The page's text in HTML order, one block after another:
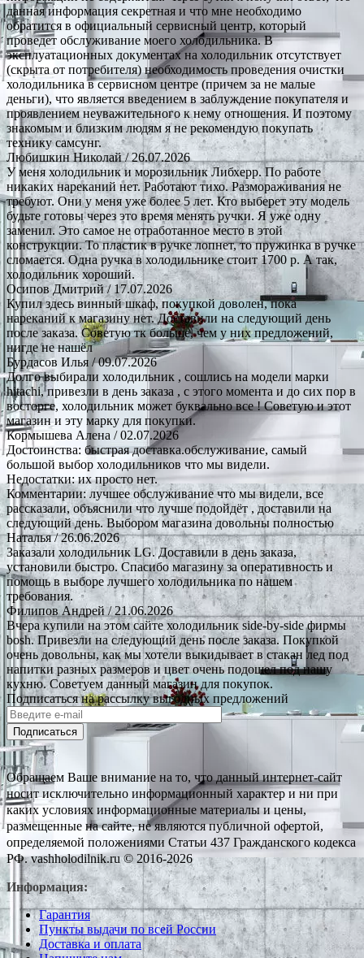
данная информация секретная и что мне необходимо
обратится в официальный сервисный центр, который
проведет обслуживание моего холодильника. В
эксплуатационных документах на холодильник отсутствует
(скрыта от потребителя) необходимость проведения очистки
холодильника в сервисном центре (причем за не малые
деньги), что является введением в заблуждение покупателя и
проявлением неуважительного к нему отношения. И поэтому
знакомым и близким людям я не рекомендую покупать
технику самсунг.
Любишкин Николай/ 26.07.2026
У меня холодильник и морозильник Либхерр. По работе
никаких нареканий нет. Работают тихо. Размораживания не
требуют. Они у меня уже более 5 лет. Кто выберет эту модель
будьте готовы через это время менять ручки. Я уже одну
заменил. Это самое не отработанное место в этой
конструкции. То пластик в ручке лопнет, то пружинка в ручке
сломается. Одна ручка в холодильнике стоит 1700 р. А так,
холодильник хороший.
Осипов Дмитрий/ 17.07.2026
Купил здесь винный шкаф, покупкой доволен, пока
нареканий к магазину нет. Доставили на следующий день
после заказа. Советую тк больше, чем у них предложений,
нигде не нашёл
Бурдасов Илья / 09.07.2026
Долго выбирали холодильник , сошлись на модели марки
hitachi, привезли в день заказа , с этого момента и до сих пор в
восторге, холодильник может буквально все ! Советую и этот
магазин и эту марку для покупки.
Кормышева Алена / 02.07.2026
Достоинства: быстрая доставка.обслуживание, самый
большой выбор холодильников что мы видели.
Недостатки: их просто нет.
Комментарии: лучшее обслуживание что мы видели, все
рассказали, объяснили что лучше подойдёт , доставили на
следующий день. Выбором магазина довольны полностью
Наталья/ 26.06.2026
Заказали холодильник LG. Доставили в день заказа,
установили быстро. Спасибо магазину за оперативность и
помощь в выборе лучшего холодильника по нашем
требования.
Филипов Андрей/ 21.06.2026
Вчера купили на этом сайте холодильник side-by-side фирмы
bosh. Привезли на следующий день после заказа. Покупкой
очень довольны, как мы хотели выкидывает в стакан лед под
напитки разных размеров и цвет очень подошел под нашу
кухню. Советуем данный магазин для покупок.
Подписаться на рассылку выгодных предложений
Подписаться
Обращаем Ваше внимание на то, что данный интернет-сайт
носит исключительно информационный характер и ни при
каких условиях информационные материалы и цены,
размещенные на сайте, не являются публичной офертой,
определяемой положениями Статьи 437 Гражданского кодекса
РФ. vashholodilnik.ru © 2016-2026
Информация:
Гарантия
Пункты выдачи по всей России
Доставка и оплата